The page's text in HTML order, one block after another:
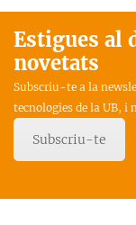
Estigues al
novetats
Subscriu-te a la
tecnologies de la UB, i
Subscriu-te